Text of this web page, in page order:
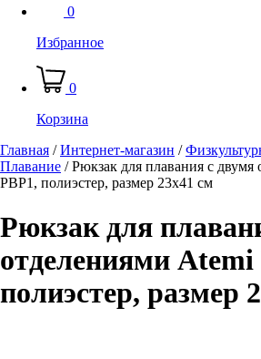
0
Избранное
0
Корзина
Главная /Интернет-магазин /
Плавание /Рюкзак для плавания c двумя
PBP1, полиэстер, размер 23х41 см
Рюкзак для
отделениями Atemi
полиэстер, размер